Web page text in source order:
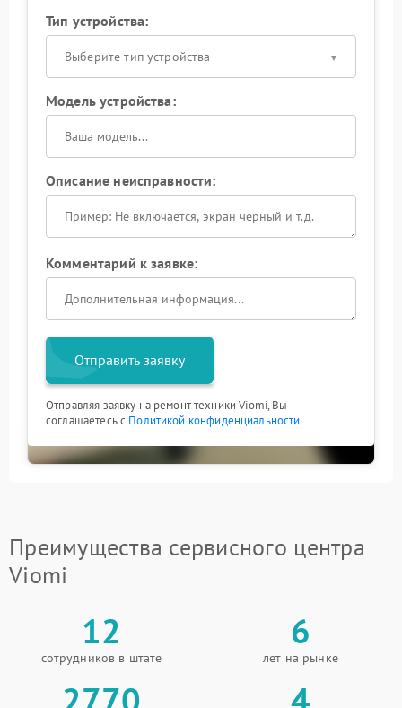
Тип устройства:
Выберите тип устройства
Модель устройства:
Описание неисправности:
Комментарий к заявке:
Отправить заявку
Отправляя заявку на ремонт техники Viomi, Вы
соглашаетесь с Политикой конфиденциальности
Преимущества сервисного центра
Viomi
12
сотрудников в штате
6
лет на рынке